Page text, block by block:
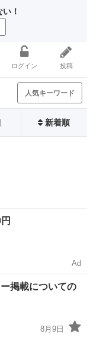
！
ログイン 投稿
人気キーワード
新着順
Ad
掲載についての
8月9日